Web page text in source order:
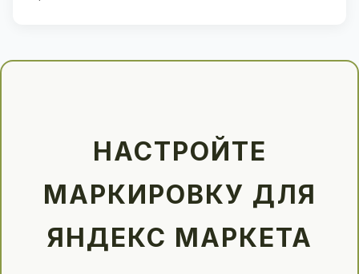
НАСТРОЙТЕ
МАРКИРОВКУ ДЛЯ
ЯНДЕКС МАРКЕТА